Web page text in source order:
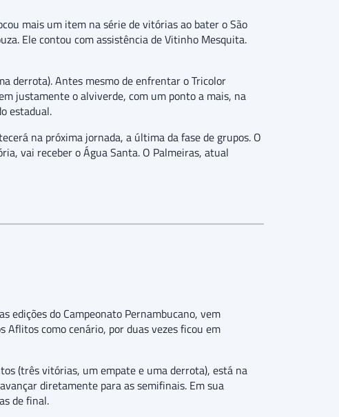
mais um item na série de vitórias ao bater o São
Ele contou com assistência de Vitinho Mesquita.
derrota). Antes mesmo de enfrentar o Tricolor
justamente o alviverde, com um ponto a mais, na
estadual.
na próxima jornada, a última da fase de grupos. O
vai receber o Água Santa. O Palmeiras, atual
edições do Campeonato Pernambucano, vem
Aflitos como cenário, por duas vezes ficou em
(três vitórias, um empate e uma derrota), está na
diretamente para as semifinais. Em sua
de final.